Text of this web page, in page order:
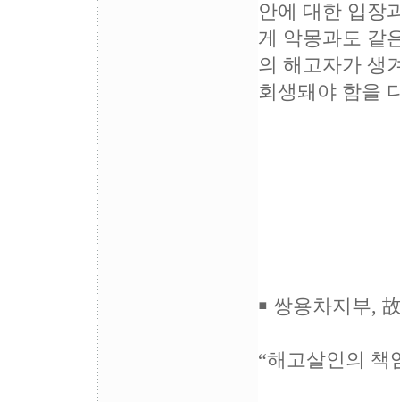
안에 대한 입장
게 악몽과도 같
의 해고자가 생
회생돼야 함을
￭ 쌍용차지부,
“해고살인의 책